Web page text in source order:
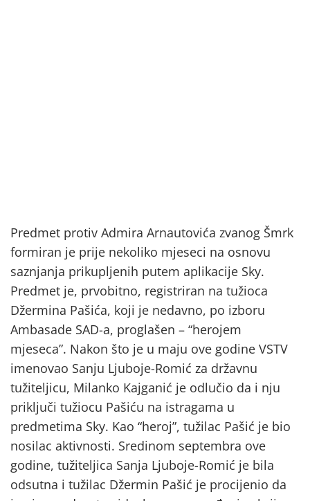
Predmet protiv Admira Arnautovića zvanog Šmrk
formiran je prije nekoliko mjeseci na osnovu
saznjanja prikupljenih putem aplikacije Sky.
Predmet je, prvobitno, registriran na tužioca
Džermina Pašića, koji je nedavno, po izboru
Ambasade SAD-a, proglašen – “herojem
mjeseca”. Nakon što je u maju ove godine VSTV
imenovao Sanju Ljuboje-Romić za državnu
tužiteljicu, Milanko Kajganić je odlučio da i nju
priključi tužiocu Pašiću na istragama u
predmetima Sky. Kao “heroj”, tužilac Pašić je bio
nosilac aktivnosti. Sredinom septembra ove
godine, tužiteljica Sanja Ljuboje-Romić je bila
odsutna i tužilac Džermin Pašić je procijenio da